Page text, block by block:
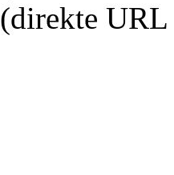
(direkte